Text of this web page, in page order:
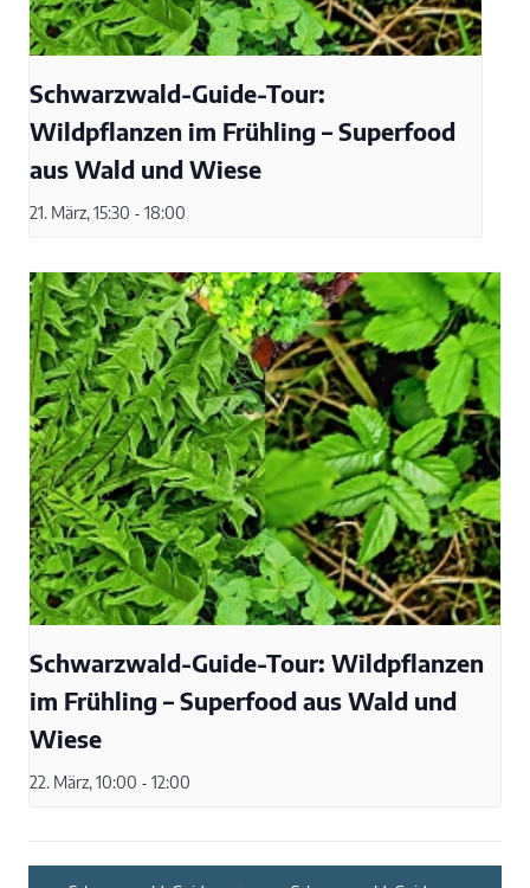
Schwarzwald-Guide-Tour:
Wildpflanzen im Frühling – Superfood
aus Wald und Wiese
21. März, 15:30 - 18:00
Schwarzwald-Guide-Tour: Wildpflanzen
im Frühling – Superfood aus Wald und
Wiese
22. März, 10:00 - 12:00